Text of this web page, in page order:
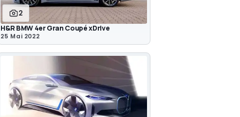
2
H&R BMW 4er Gran Coupé xDrive
25 Mai 2022